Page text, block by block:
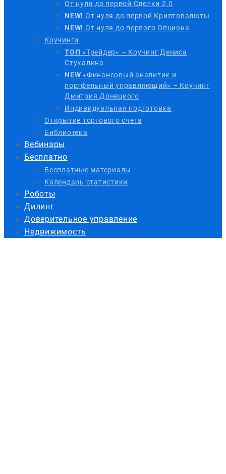
От нуля до первой Сделки 2.0
NEW! От нуля до первой Криптовалюты
NEW! От нуля до первого Опциона
Коучинги
ТОП «Трейдер» – Коучинг Дениса
Стукалина
NEW «Финансовый аналитик и
портфельный управляющий» – Коучинг
Дмитрия Донецкого
Индивидуальная подготовка
Открытие торгового счета
Библиотека
Вебинары
Бесплатно
Бесплатные материалы
Календарь статистики
Роботы
Дилинг
Доверительное управление
Недвижимость